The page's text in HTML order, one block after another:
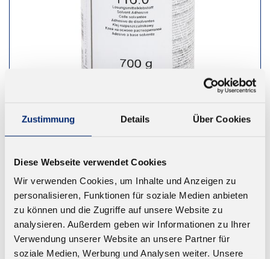
Zustimmung Details Über Cookies
Diese Webseite verwendet Cookies
Wir verwenden Cookies, um Inhalte und Anzeigen zu
personalisieren, Funktionen für soziale Medien anbieten
zu können und die Zugriffe auf unsere Website zu
analysieren. Außerdem geben wir Informationen zu Ihrer
Verwendung unserer Website an unsere Partner für
soziale Medien, Werbung und Analysen weiter. Unsere
Härter. Farbe: beige
Ab 16,08 € zzgl. MwSt.
ZUM WARENKORB